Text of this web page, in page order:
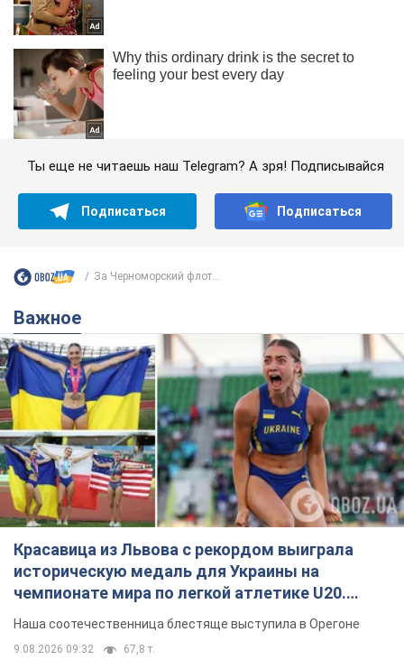
Ты еще не читаешь наш Telegram? А зря! Подписывайся
Подписаться Подписаться
За Черноморский флот...
Важное
Красавица из Львова с рекордом выиграла
историческую медаль для Украины на
чемпионате мира по легкой атлетике U20.
Видео
Наша соотечественница блестяще выступила в Орегоне
9.08.2026 09:32 67,8 т.